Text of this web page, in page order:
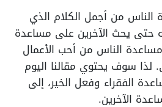
من أجمل الكلام الذي
حتى يحث الآخرين على مساعدة
الناس من أحب الأعمال
لذا سوف يحتوي مقالنا اليوم
الفقراء وفعل الخير، إلى
الآخرين.